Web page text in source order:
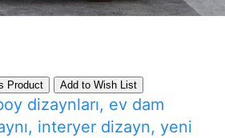
Product Add to Wish List
dizaynları, ev dam
interyer dizayn, yeni